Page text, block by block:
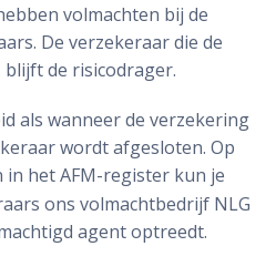
volmachten bij de
De verzekeraar die de
de risicodrager.
als wanneer de verzekering
wordt afgesloten. Op
in het AFM­-register kun je
ons volmacht­bedrijf NLG
agent optreedt.